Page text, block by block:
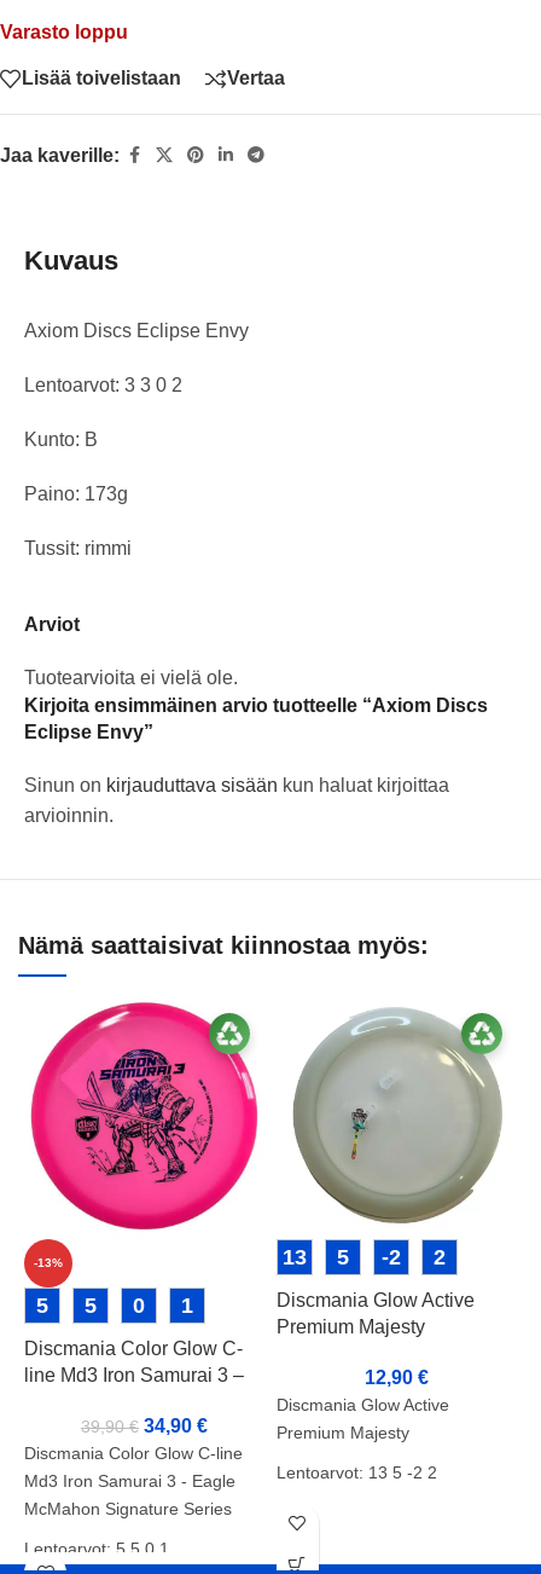
Varasto loppu
Lisää toivelistaan Vertaa
Jaa kaverille:
Kuvaus
Axiom Discs Eclipse Envy
Lentoarvot: 3 3 0 2
Kunto: B
Paino: 173g
Tussit: rimmi
Arviot
Tuotearvioita ei vielä ole.
Kirjoita ensimmäinen arvio tuotteelle “Axiom Discs
Eclipse Envy”
Sinun on kirjauduttava sisään kun haluat kirjoittaa
arvioinnin.
Nämä saattaisivat kiinnostaa myös:
-13%
5 5 0 1
Discmania Color Glow C-
line Md3 Iron Samurai 3 –
39,90€ 34,90 €
Discmania Color Glow C-line
Md3 Iron Samurai 3 - Eagle
McMahon Signature Series
Lentoarvot: 5 5 0 1
13 5 -2 2
Discmania Glow Active
Premium Majesty
12,90 €
Discmania Glow Active
Premium Majesty
Lentoarvot: 13 5 -2 2
Kunto: A-